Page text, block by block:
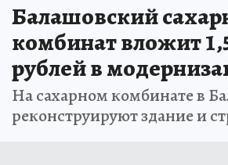
Балашовский
комбинат вложит
рублей в
На сахарном комбинате в
реконструируют здание и